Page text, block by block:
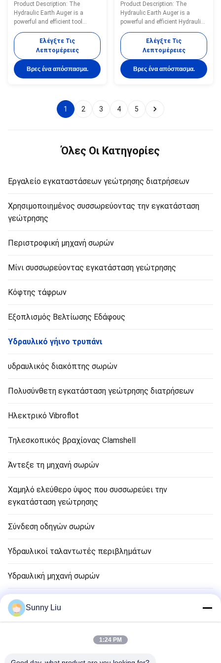
γεωτρήσεις βαρέων
βαρών που έχει
σχεδιαστεί για
κατασκευές και
εξορύξεις
Product Description: The
Hydraulic Earth Auger is a
powerful and efficient tool
drilling applications, making it
an essential attachment for any
Hydraulic Earth Operator.
Engineered to deliver exceptional
torque and performance, this
Ελέγξτε Τις
Λεπτομέρειες
Βρες ένα απόσπασμα.
Product Description: The
Hydraulic Earth Auger is a
powerful and efficient Hydraulic
meet the demanding needs of
construction, landscaping, and
agricultural projects. Engineered
for durability and performance,
this Hydraulic Earth Digger is
Ελέγξτε Τις
Λεπτομέρειες
Βρες ένα απόσπασμα.
1 2 3 4 5
Όλες Οι Κατηγορίες
Εργαλείο εγκαταστάσεων γεώτρησης διατρήσεων
Χρησιμοποιημένος συσσωρεύοντας την εγκατάσταση
γεώτρησης
Περιστροφική μηχανή σωρών
Μίνι συσσωρεύοντας εγκατάσταση γεώτρησης
Κόφτης τάφρων
Εξοπλισμός Βελτίωσης Εδάφους
Υδραυλικό γήινο τρυπάνι
υδραυλικός διακόπτης σωρών
Πολυσύνθετη εγκατάσταση γεώτρησης διατρήσεων
Ηλεκτρικό Vibroflot
Τηλεσκοπικός βραχίονας Clamshell
Άντεξε τη μηχανή σωρών
Χαμηλό ελεύθερο ύψος που συσσωρεύει την
εγκατάσταση γεώτρησης
Σύνδεση οδηγών σωρών
Υδραυλικοί ταλαντωτές περιβλημάτων
Υδραυλική μηχανή σωρών
Μηχανή ιδρύματος σωρών
Μηχανήματα Μικρο-σήραγγας
Sunny Liu
1:24 PM